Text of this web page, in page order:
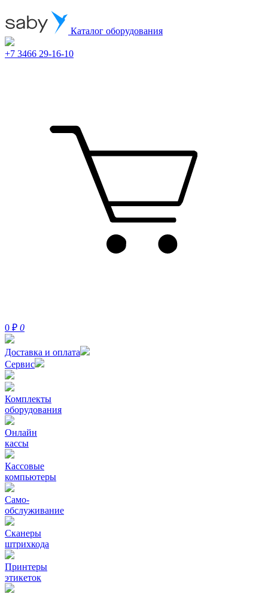
Каталог оборудования
+7 3466 29-16-10
0 ₽ 0
Доставка и оплата
Сервис
Комплекты
оборудования
Онлайн
кассы
Кассовые
компьютеры
Само-
обслуживание
Сканеры
штрихкода
Принтеры
этикеток